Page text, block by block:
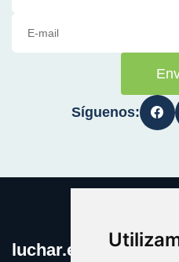
Síguenos:
luchar.es